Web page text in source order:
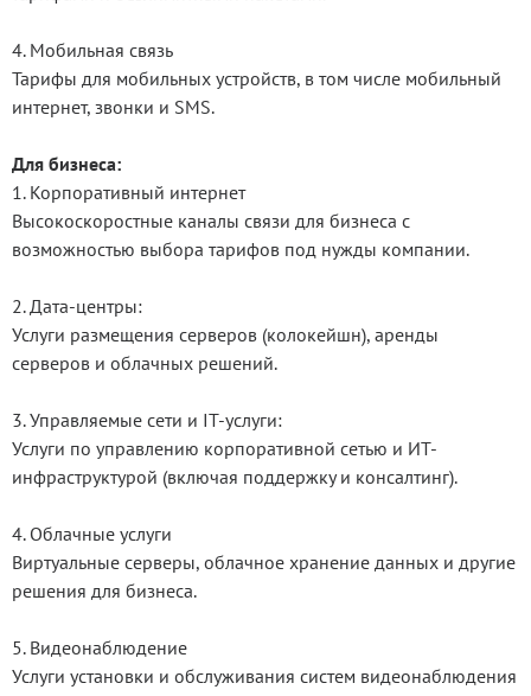
4. Мобильная связь
Тарифы для мобильных устройств, в том числе мобильный
интернет, звонки и SMS.
Для бизнеса:
1. Корпоративный интернет
Высокоскоростные каналы связи для бизнеса с
возможностью выбора тарифов под нужды компании.
2. Дата-центры:
Услуги размещения серверов (колокейшн), аренды
серверов и облачных решений.
3. Управляемые сети и IT-услуги:
Услуги по управлению корпоративной сетью и ИТ-
инфраструктурой (включая поддержку и консалтинг).
4. Облачные услуги
Виртуальные серверы, облачное хранение данных и другие
решения для бизнеса.
5. Видеонаблюдение
Услуги установки и обслуживания систем видеонаблюдения